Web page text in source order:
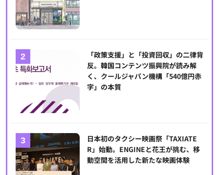
「政策支援」と「投資回収」の二律背
反。韓国コンテンツ振興院が読み解
く、クールジャパン機構「540億円赤
字」の本質
日本初のタクシー映画祭「TAXIATE
R」始動。ENGINEと花王が挑む、移
動空間を活用した新たな映画体験